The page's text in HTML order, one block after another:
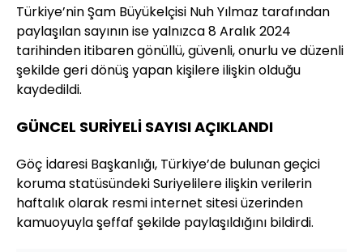
Türkiye’nin Şam Büyükelçisi Nuh Yılmaz tarafından
paylaşılan sayının ise yalnızca 8 Aralık 2024
tarihinden itibaren gönüllü, güvenli, onurlu ve düzenli
şekilde geri dönüş yapan kişilere ilişkin olduğu
kaydedildi.
GÜNCEL SURİYELİ SAYISI AÇIKLANDI
Göç İdaresi Başkanlığı, Türkiye’de bulunan geçici
koruma statüsündeki Suriyelilere ilişkin verilerin
haftalık olarak resmi internet sitesi üzerinden
kamuoyuyla şeffaf şekilde paylaşıldığını bildirdi.